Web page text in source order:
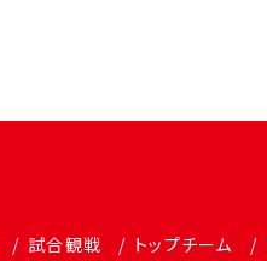
試合観戦 トップチーム